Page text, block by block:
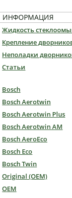
ИНФОРМАЦИЯ
Жидкость
Крепление
Неполадки
Статьи
Bosch
Bosch Aerotwin
Bosch Aerotwin Plus
Bosch Aerotwin AM
Bosch AeroEco
Bosch Eco
Bosch Twin
Original (OEM)
OEM